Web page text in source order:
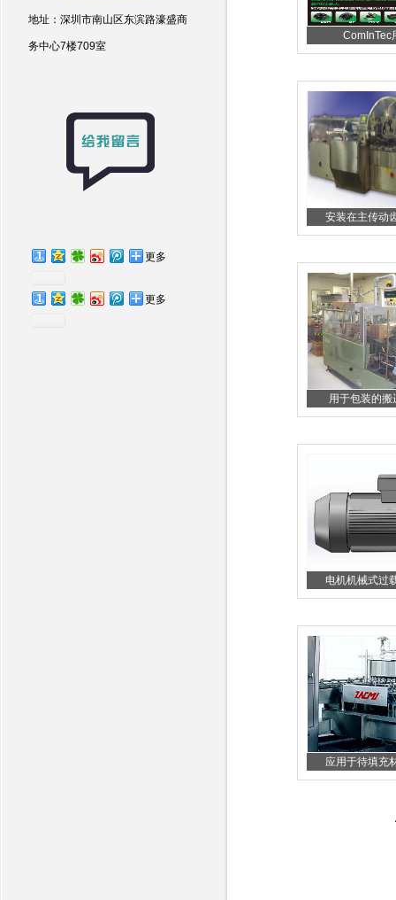
地址：深圳市南山区东滨路濠盛商
务中心7楼709室
更多
更多
ComInTec
安装在主传动
用于包装的搬
电机机械式过
应用于待填充